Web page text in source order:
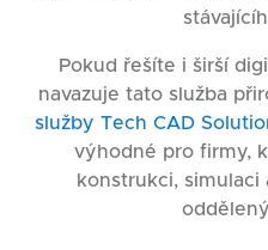
Pokud řešíte i širší
navazuje tato služba
služby Tech CAD
výhodné pro firmy,
konstrukci, simulaci